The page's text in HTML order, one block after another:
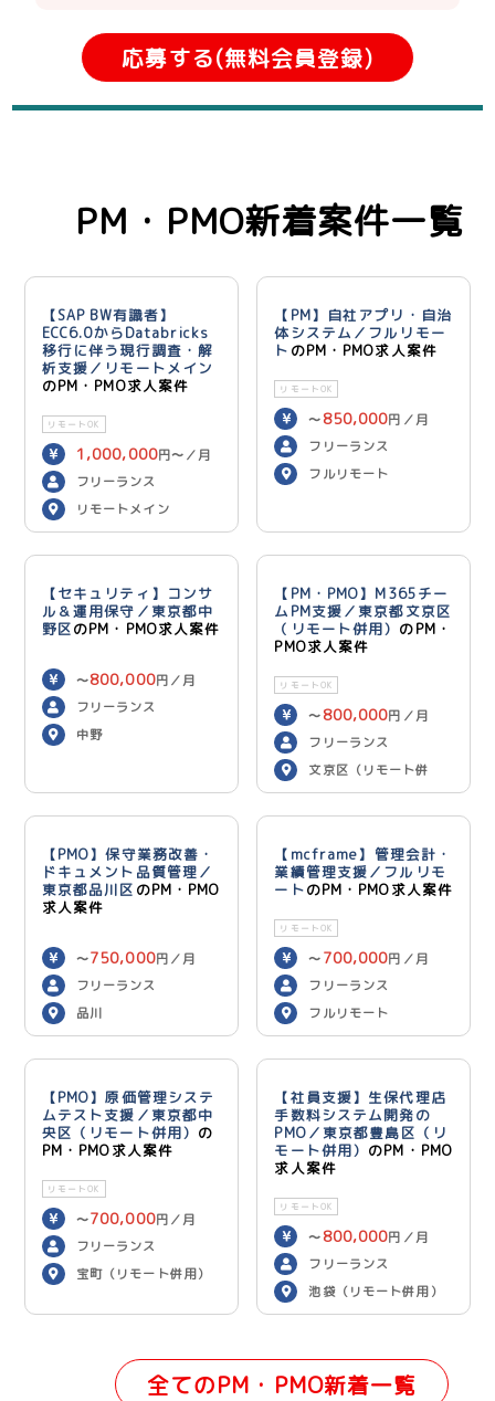
応募する(無料会員登録)
PM・PMO新着案件一覧
【SAP BW有識者】
ECC6.0からDatabricks
移行に伴う現行調査・解
析支援／リモートメイン
のPM・PMO求人案件
リモートOK
1,000,000円〜／月
フリーランス
リモートメイン
【PM】自社アプリ・自治
体システム／フルリモー
ト のPM・PMO求人案件
リモートOK
〜 850,000円／月
フリーランス
フルリモート
【セキュリティ】コンサ
ル＆運用保守／東京都中
野区のPM・PMO求人案件
〜800,000円／月
フリーランス
中野
【PM・PMO】M365チー
ムPM支援／東京都文京区
（リモート併用） のPM・
PMO求人案件
リモートOK
〜 800,000円／月
フリーランス
文京区（リモート併
用）
【PMO】保守業務改善・
ドキュメント品質管理／
東京都品川区 のPM・PMO
求人案件
〜750,000円／月
フリーランス
品川
【mcframe】管理会計・
業績管理支援／フルリモ
ートのPM・PMO求人案件
リモートOK
〜 700,000円／月
フリーランス
フルリモート
【PMO】原価管理システ
ムテスト支援／東京都中
央区（リモート併用） の
PM・PMO求人案件
リモートOK
〜700,000円／月
フリーランス
宝町（リモート併用）
【社員支援】生保代理店
手数料システム開発の
PMO／東京都豊島区（リ
モート併用） のPM・PMO
求人案件
リモートOK
〜 800,000円／月
フリーランス
池袋（リモート併用）
全てのPM・PMO新着一覧